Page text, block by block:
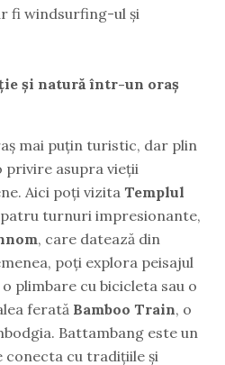
fi windsurfing-ul și
și natură într-un oraș
mai puțin turistic, dar plin
privire asupra vieții
Aici poți vizita Templul
patru turnuri impresionante,
, care datează din
poți explora peisajul
plimbare cu bicicleta sau o
ferată Bamboo Train, o
Battambang este un
cu tradițiile și